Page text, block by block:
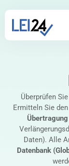
Überprüfen
Ermitteln Sie
Daten). Alle
Datenbank